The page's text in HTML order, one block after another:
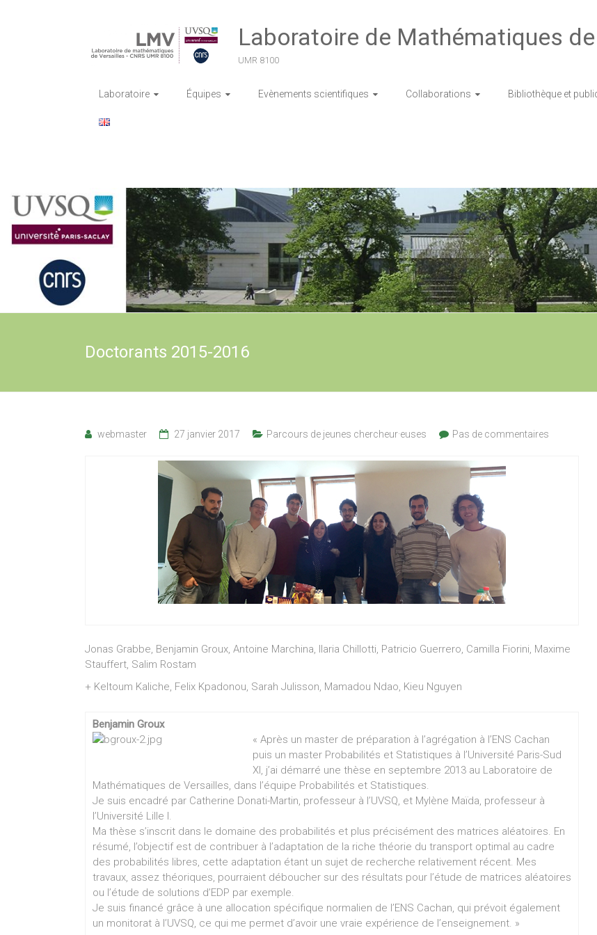
Laboratoire de Mathématiques
UMR 8100
Laboratoire Équipes Evènements scientifiques Collaborations Bibliothèque et
Doctorants 2015-2016
webmaster 27 janvier 2017 Parcours de jeunes chercheur·euses Pas de commentaires
Jonas Grabbe, Benjamin Groux, Antoine Marchina, Ilaria Chillotti, Patricio Guerrero, Camilla Fiorini, Maxime
Stauffert, Salim Rostam
+ Keltoum Kaliche, Felix Kpadonou, Sarah Julisson, Mamadou Ndao, Kieu Nguyen
Benjamin Groux
« Après un master de préparation à l’agrégation à l’ENS Cachan
puis un master Probabilités et Statistiques à l’Université Paris-Sud
XI, j’ai démarré une thèse en septembre 2013 au Laboratoire de
Mathématiques de Versailles, dans l’équipe Probabilités et Statistiques.
Je suis encadré par Catherine Donati-Martin, professeur à l’UVSQ, et Mylène Maïda, professeur à
l’Université Lille I.
Ma thèse s’inscrit dans le domaine des probabilités et plus précisément des matrices aléatoires. En
résumé, l’objectif est de contribuer à l’adaptation de la riche théorie du transport optimal au cadre
des probabilités libres, cette adaptation étant un sujet de recherche relativement récent. Mes
travaux, assez théoriques, pourraient déboucher sur des résultats pour l’étude de matrices aléatoires
ou l’étude de solutions d’EDP par exemple.
Je suis financé grâce à une allocation spécifique normalien de l’ENS Cachan, qui prévoit également
un monitorat à l’UVSQ, ce qui me permet d’avoir une vraie expérience de l’enseignement. »